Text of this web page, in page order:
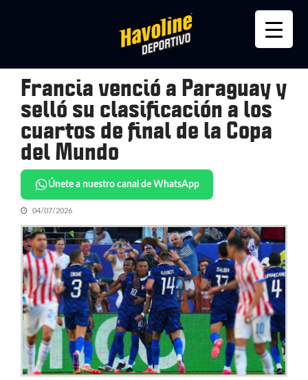
Francia venció a Paraguay y
selló su clasificación a los
cuartos de final de la Copa
del Mundo
Únete a nuestro canal de WhatsApp
04/07/2026